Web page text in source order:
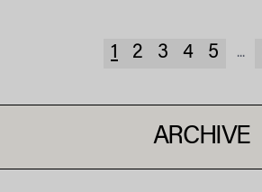
1 2 3 4 5 ...
ARCHIVE